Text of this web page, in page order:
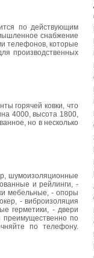
по действующим
снабжение
телефонов, которые
производственных
горячей ковки, что
4000, высота 1800,
но в несколько
шумоизоляционные
и рейлинги, -
мебельные, - опоры
- виброизоляция
герметики, - двери
по
по телефону.